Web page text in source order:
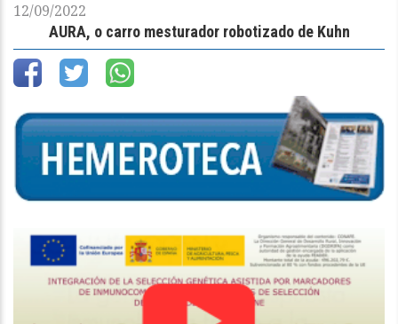
12/09/2022
AURA, o carro mesturador robotizado de Kuhn